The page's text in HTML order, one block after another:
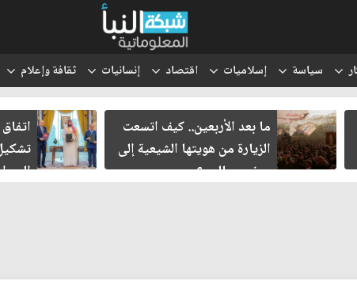
سياسة إسلاميات اقتصاد إنسانيات ثقافة وإعلام
ما بعد الأربعين.. كيف اتسعت
الزيارة من هويتها الشيعية إلى
حضور عالمي؟
اتفاق
تشكيل
الصراع